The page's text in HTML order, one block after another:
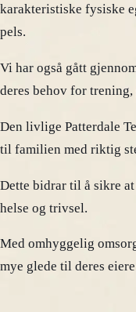
karakteristiske fysiske
pels.
Vi har også gått
deres behov for
Den livlige Patterdale
til familien med riktig
Dette bidrar til å sikre
helse og trivsel.
Med omhyggelig
mye glede til deres